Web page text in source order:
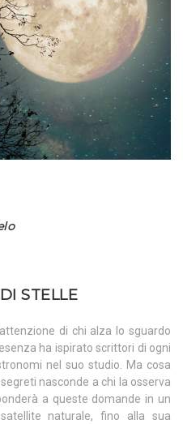
STELLE
di chi alza lo sguardo
ha ispirato scrittori di ogni
nel suo studio. Ma cosa
nasconde a chi la osserva
a queste domande in un
naturale, fino alla sua